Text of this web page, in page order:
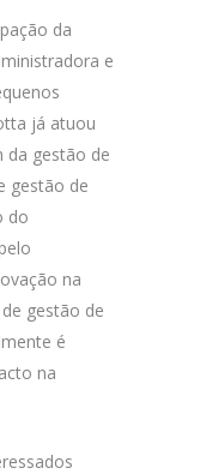
da
e
já atuou
da gestão de
gestão de
do
na
gestão de
é
na